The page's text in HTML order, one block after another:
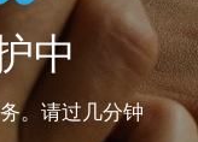
中
。请过几分钟